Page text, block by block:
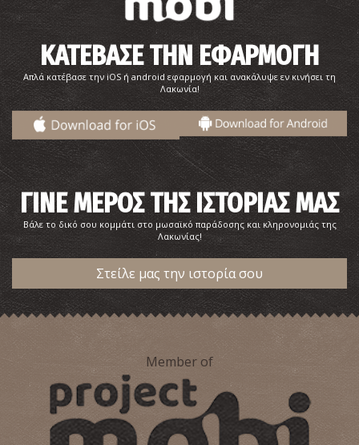
Στωικό Οικοδόμημα («Αγορά») στην Ακρόπολη της
Σπάρτης
ΑΡΧΑΙΟΙ ΧΡΟΝΟΙ ~1.3Km
Αρχαϊκή Στοά στην Ακρόπολη Σπάρτης
~1.3Km
ΚΑΤΕΒΑΣΕ ΤΗΝ ΕΦΑΡΜΟΓΗ
Απλά κατέβασε την iOS ή android εφαρμογή και ανακάλυψε εν κινήσει τη
Λακωνία!
ΓΙΝΕ ΜΕΡΟΣ ΤΗΣ ΙΣΤΟΡΙΑΣ ΜΑΣ
Βάλε το δικό σου κομμάτι στο μωσαϊκό παράδοσης και κληρονομιάς της
Λακωνίας!
Στείλε μας την ιστορία σου
Member of